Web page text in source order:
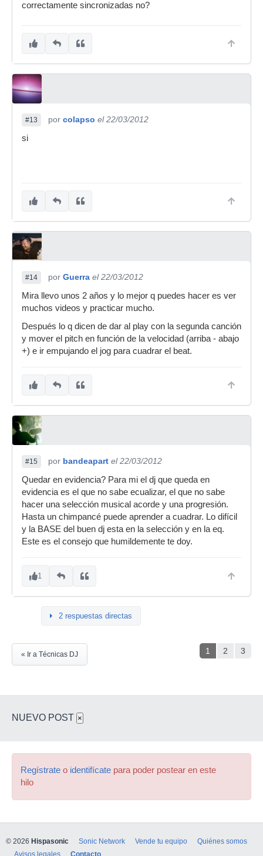
correctamente sincronizadas no?
#13 por colapso el 22/03/2012
si
#14 por Guerra el 22/03/2012
Mira llevo unos 2 años y lo mejor q puedes hacer es ver
muchos videos y practicar mucho.
Después lo q dicen de dar al play con la segunda canción
y mover el pitch en función de la velocidad (arriba - abajo
+) e ir empujando el jog para cuadrar el beat.
#15 por bandeapart el 22/03/2012
Quedar en evidencia? Para mi el dj que queda en
evidencia es el que no sabe ecualizar, el que no sabe
hacer una selección musical acorde y una progresión.
Hasta un chimpancé puede aprender a cuadrar. Lo difícil
y la BASE del buen dj esta en la selección y en la eq.
Este es el consejo que humildemente te doy.
1
2 respuestas directas
1 2 3
« Ir a Técnicas DJ
NUEVO POST ×
Regístrate o identifícate para poder postear en este
hilo
© 2026 Hispasonic Sonic Network Vende tu equipo
Quiénes somos
Avisos legales
Contacto